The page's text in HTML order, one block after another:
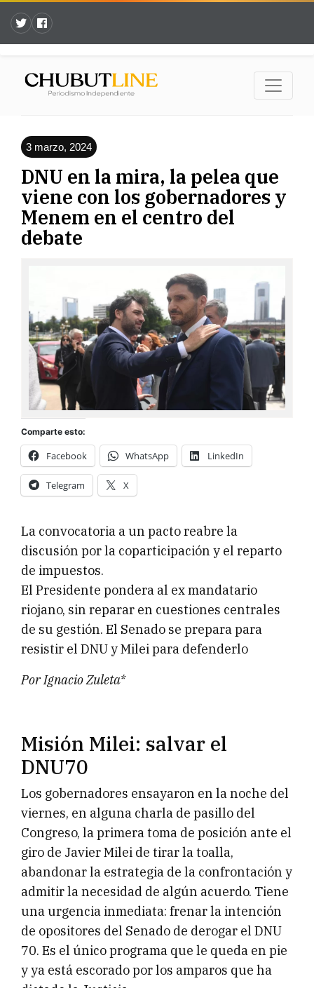
3 marzo, 2024
DNU en la mira, la pelea que
viene con los gobernadores y
Menem en el centro del
debate
Comparte esto:
Facebook WhatsApp LinkedIn
Telegram X
La convocatoria a un pacto reabre la
discusión por la coparticipación y el reparto
de impuestos.
El Presidente pondera al ex mandatario
riojano, sin reparar en cuestiones centrales
de su gestión. El Senado se prepara para
resistir el DNU y Milei para defenderlo
Por Ignacio Zuleta*
Misión Milei: salvar el
DNU70
Los gobernadores ensayaron en la noche del
viernes, en alguna charla de pasillo del
Congreso, la primera toma de posición ante el
giro de Javier Milei de tirar la toalla,
abandonar la estrategia de la confrontación y
admitir la necesidad de algún acuerdo. Tiene
una urgencia inmediata: frenar la intención
de opositores del Senado de derogar el DNU
70. Es el único programa que le queda en pie
y ya está escorado por los amparos que ha